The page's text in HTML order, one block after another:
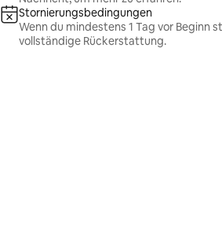
Stornierungsbedingungen
Wenn du mindestens 1 Tag vor Beginn
vollständige Rückerstattung.